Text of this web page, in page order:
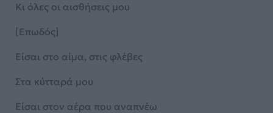
Κι όλες οι αισθήσεις μου
[Επωδός]
Είσαι στο αίμα, στις φλέβες
Στα κύτταρά μου
Είσαι στον αέρα που αναπνέω